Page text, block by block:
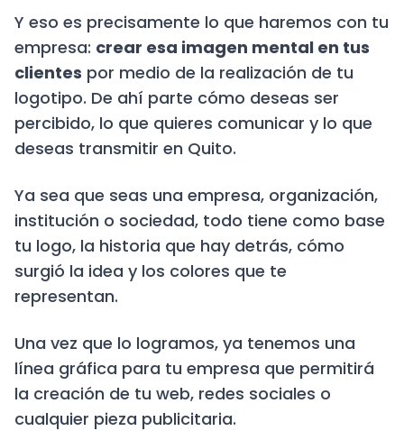
Y eso es precisamente lo que haremos con tu
empresa: crear esa imagen mental en tus
clientes por medio de la realización de tu
logotipo. De ahí parte cómo deseas ser
percibido, lo que quieres comunicar y lo que
deseas transmitir en Quito.
Ya sea que seas una empresa, organización,
institución o sociedad, todo tiene como base
tu logo, la historia que hay detrás, cómo
surgió la idea y los colores que te
representan.
Una vez que lo logramos, ya tenemos una
línea gráfica para tu empresa que permitirá
la creación de tu web, redes sociales o
cualquier pieza publicitaria.